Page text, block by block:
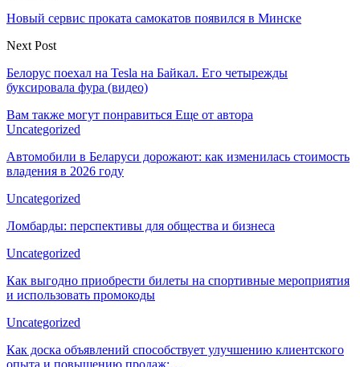
Новый сервис проката самокатов появился в Минске
Next Post
Белорус поехал на Tesla на Байкал. Его четырежды
буксировала фура (видео)
Вам также могут понравиться Еще от автора
Uncategorized
Автомобили в Беларуси дорожают: как изменилась стоимость
владения в 2026 году
Uncategorized
Ломбарды: перспективы для общества и бизнеса
Uncategorized
Как выгодно приобрести билеты на спортивные мероприятия
и использовать промокоды
Uncategorized
Как доска объявлений способствует улучшению клиентского
опыта и повышению продаж:…